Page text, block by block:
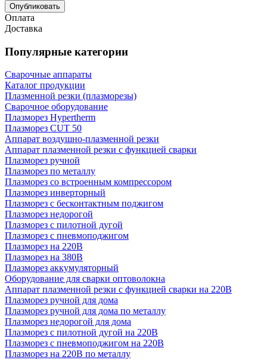
Опубликовать
Оплата
Доставка
Популярные категории
Сварочные аппараты
Каталог продукции
Плазменной резки (плазморезы)
Сварочное оборудование
Плазморез Hypertherm
Плазморез CUT 50
Аппарат воздушно-плазменной резки
Аппарат плазменной резки с функцией сварки
Плазморез ручной
Плазморез по металлу
Плазморез со встроенным компрессором
Плазморез инверторный
Плазморез с бесконтактным поджигом
Плазморез недорогой
Плазморез с пилотной дугой
Плазморез с пневмоподжигом
Плазморез на 220В
Плазморез на 380В
Плазморез аккумуляторный
Оборудование для сварки оптоволокна
Аппарат плазменной резки с функцией сварки на 220В
Плазморез ручной для дома
Плазморез ручной для дома по металлу
Плазморез недорогой для дома
Плазморез с пилотной дугой на 220В
Плазморез с пневмоподжигом на 220В
Плазморез на 220В по металлу